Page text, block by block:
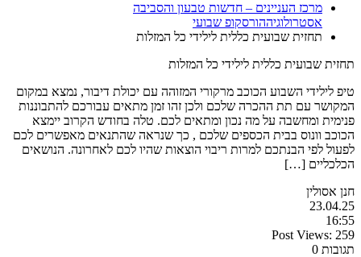
מרכז העניינים – חדשות טבעון והסביבה
אסטרולוגיההורסקופ שבועי
תחזית שבועית כללית לילידי כל המזלות
תחזית שבועית כללית לילידי כל המזלות
טיפ לילידי השבוע הכוכב מרקורי המזוהה עם יכולת דיבור, נמצא במקום
המקושר עם תת ההכרה שלכם ולכן זהו זמן מתאים עבורכם להתבוננות
פנימית ומחשבה על מה נכון ומתאים לכם. טלה בחודש הקרוב יימצא
הכוכב וונוס בבית הכספים שלכם , כך שנראה שהתנאים מאפשרים לכם
לפעול לפי הבנתכם למרות ריבוי הוצאות שהיו לכם לאחרונה. הנושאים
הכלכליים […]
חנן אסולין
23.04.25
16:55
Post Views: 259
תגובות 0